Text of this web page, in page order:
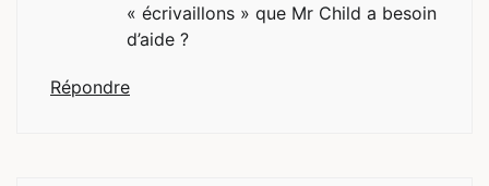
« écrivaillons » que Mr Child a besoin
d’aide ?
Répondre